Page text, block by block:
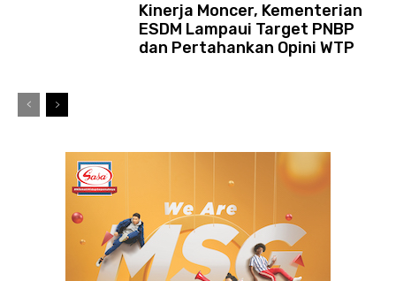
Kinerja Moncer, Kementerian
ESDM Lampaui Target PNBP
dan Pertahankan Opini WTP